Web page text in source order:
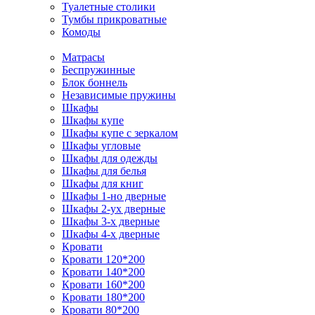
Туалетные столики
Тумбы прикроватные
Комоды
Матрасы
Беспружинные
Блок боннель
Независимые пружины
Шкафы
Шкафы купе
Шкафы купе с зеркалом
Шкафы угловые
Шкафы для одежды
Шкафы для белья
Шкафы для книг
Шкафы 1-но дверные
Шкафы 2-ух дверные
Шкафы 3-х дверные
Шкафы 4-х дверные
Кровати
Кровати 120*200
Кровати 140*200
Кровати 160*200
Кровати 180*200
Кровати 80*200